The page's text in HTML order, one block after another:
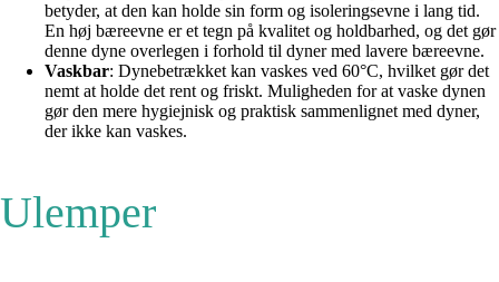
betyder, at den kan holde sin form og isoleringsevne i lang tid.
En høj bæreevne er et tegn på kvalitet og holdbarhed, og det gør
denne dyne overlegen i forhold til dyner med lavere bæreevne.
Vaskbar: Dynebetrækket kan vaskes ved 60°C, hvilket gør det
nemt at holde det rent og friskt. Muligheden for at vaske dynen
gør den mere hygiejnisk og praktisk sammenlignet med dyner,
der ikke kan vaskes.
Ulemper